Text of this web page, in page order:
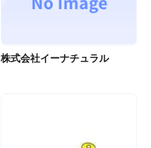
株式会社イーナチュラル